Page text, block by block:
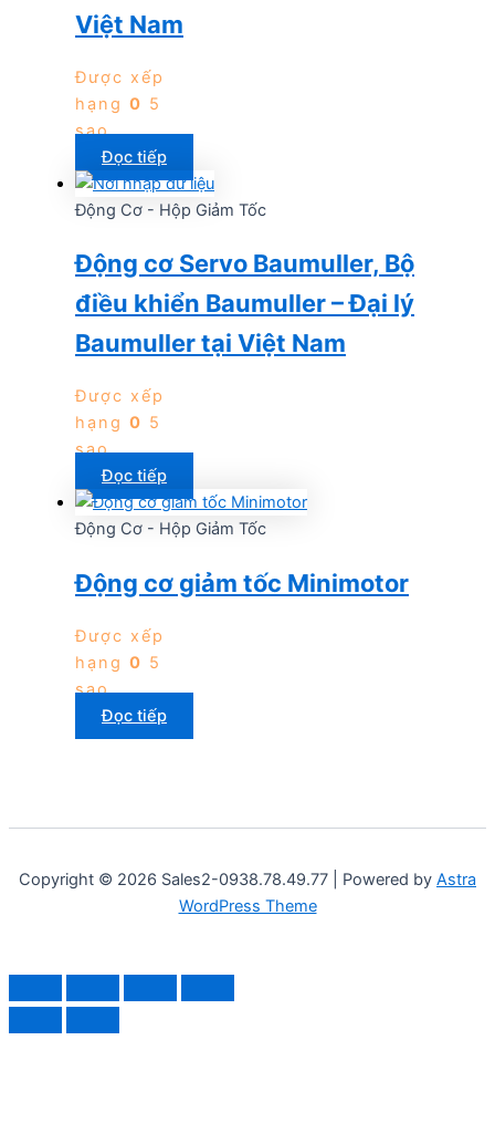
Việt Nam
Được xếp
hạng 0 5
sao
Đọc tiếp
Động Cơ - Hộp Giảm Tốc
Động cơ Servo Baumuller, Bộ
điều khiển Baumuller – Đại lý
Baumuller tại Việt Nam
Được xếp
hạng 0 5
sao
Đọc tiếp
Động Cơ - Hộp Giảm Tốc
Động cơ giảm tốc Minimotor
Được xếp
hạng 0 5
sao
Đọc tiếp
Copyright © 2026 Sales2-0938.78.49.77 | Powered by Astra
WordPress Theme